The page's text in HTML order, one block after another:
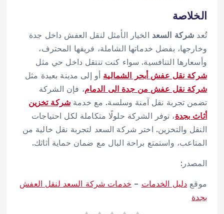
الخلاصة
تُعد شركة السعد الخيار الأمثل لنقل العفش داخل جدة
وخارجها، بفضل خدماتها الشاملة، فريقها المحترف،
وأسعارها التنافسية. سواء كنت تنتقل داخل حي مثل
شركة نقل عفش أبحر الشمالية أو إلى مدينة بعيدة مثل
شركة نقل عفش من جدة الى الدمام، فإن الشركة
تضمن تجربة نقل آمنة وسلسة. مع خدمةشركة تخزين
أثاث بجدة، توفر الشركة حلولًا متكاملة لكل احتياجات
النقل والتخزين. اختر شركة السعد لتجربة نقل خالية من
المتاعب، واستمتع براحة البال مع ضمان حماية أثاثك.
المصدر:
موقع دليل الخدمات – خدمات شركة السعد لنقل العفش
بجدة